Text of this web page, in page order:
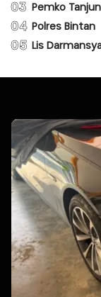
03 Pemko
04 Polres Bintan
05 Lis